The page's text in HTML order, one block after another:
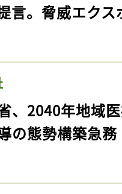
言。脅威エク
、2040年地域
の態勢構築急務